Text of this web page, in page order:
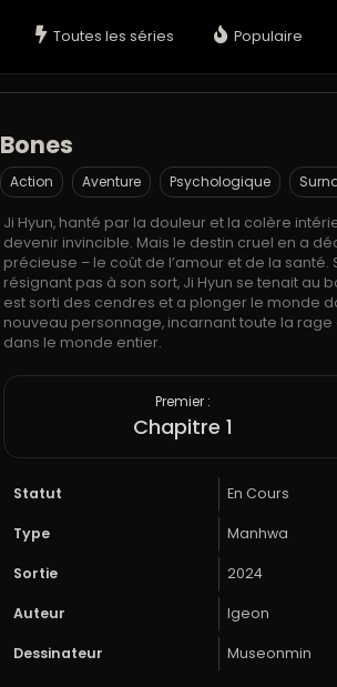
Toutes les séries Populaire
Bones
Action Aventure Psychologique
Ji Hyun, hanté par la douleur et la colère
devenir invincible. Mais le destin cruel en a
précieuse – le coût de l’amour et de la
résignant pas à son sort, Ji Hyun se tenait au
est sorti des cendres et a plonger le monde
nouveau personnage, incarnant toute la
dans le monde entier.
Premier :
Chapitre 1
Statut En Cours
Type Manhwa
Sortie 2024
Auteur Igeon
Dessinateur Museonmin